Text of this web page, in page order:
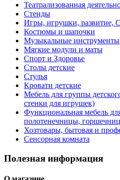
Театрализованная
Стенды
Игры, игрушки, развитие,
Костюмы и шапочки
Музыкальные инструменты
Мягкие модули и маты
Спорт и Здоровье
Столы детские
Стулья
Кровати детские
Мебель для группы
стенки для игрушек)
Функциональная мебель
полотенечницы,
Хозтовары, бытовая и
Сенсорная комната
Полезная информация